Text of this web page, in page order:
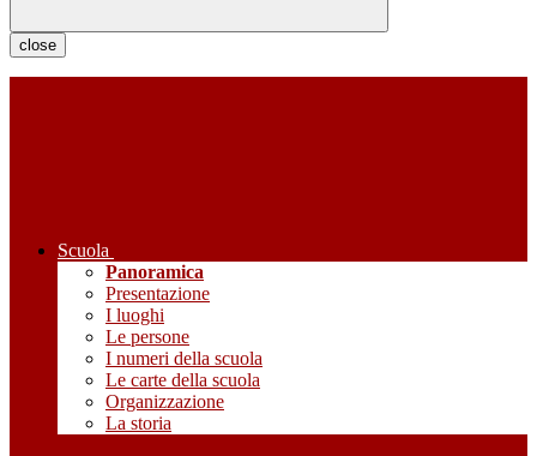
close
Scuola
Panoramica
Presentazione
I luoghi
Le persone
I numeri della scuola
Le carte della scuola
Organizzazione
La storia